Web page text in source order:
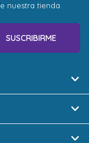
nuestra tienda.
SUSCRIBIRME